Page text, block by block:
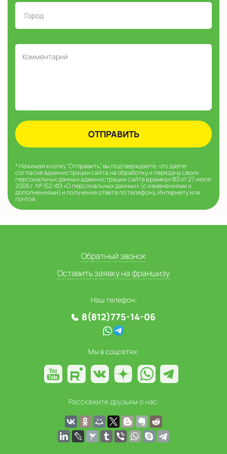
* Нажимая кнопку "Отправить", вы подтверждаете, что даете
согласие администрации сайта на обработку и передачу своих
персональных данных администрации сайта в рамках ФЗ от 27 июля
2006 г. № 152-ФЗ «О персональных данных» (с изменениями и
дополнениями) и получение ответа по телефону, Интернету или
почтой.
Обратный звонок
Оставить заявку на франшизу
Наш телефон:
8(812)775-14-06
Мы в соцсетях:
Расскажите друзьям о нас: